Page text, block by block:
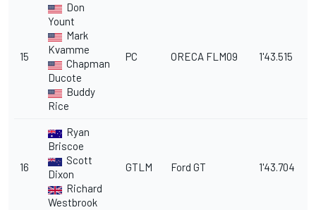
15
Don
Yount
Mark
Kvamme
Chapman
Ducote
Buddy
Rice
PC ORECA FLM09 1'43.515
16
Ryan
Briscoe
Scott
Dixon
Richard
Westbrook
GTLM Ford GT 1'43.704